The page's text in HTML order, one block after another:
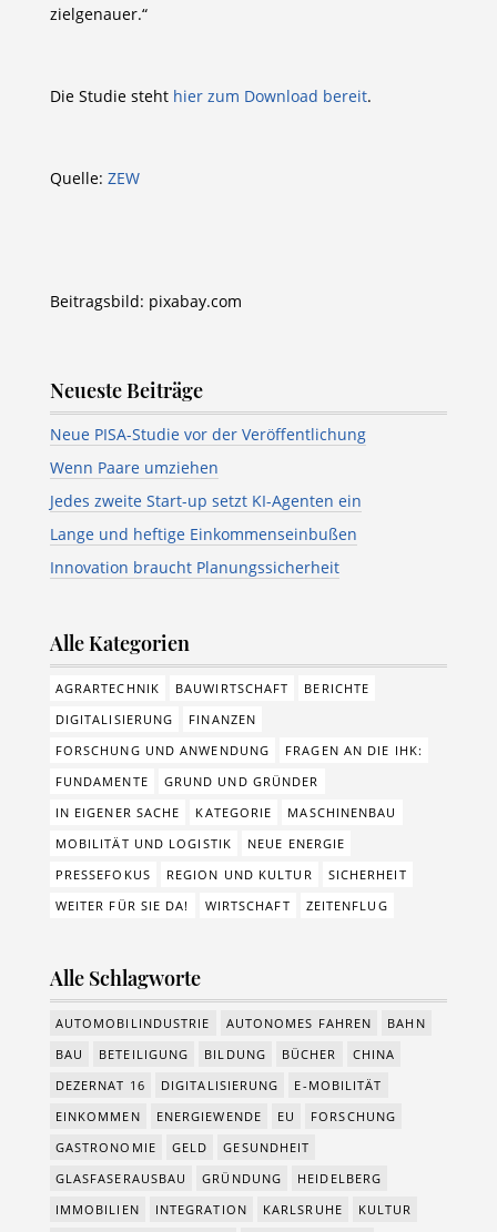
zielgenauer.“
Die Studie steht hier zum Download bereit.
Quelle: ZEW
Beitragsbild: pixabay.com
Neueste Beiträge
Neue PISA-Studie vor der Veröffentlichung
Wenn Paare umziehen
Jedes zweite Start-up setzt KI-Agenten ein
Lange und heftige Einkommenseinbußen
Innovation braucht Planungssicherheit
Alle Kategorien
AGRARTECHNIK BAUWIRTSCHAFT
BERICHTE
DIGITALISIERUNG
FINANZEN
FORSCHUNG UND ANWENDUNG
FRAGEN AN DIE IHK:
FUNDAMENTE
GRUND UND GRÜNDER
IN EIGENER SACHE
KATEGORIE
MASCHINENBAU
MOBILITÄT UND LOGISTIK
NEUE ENERGIE
PRESSEFOKUS
REGION UND KULTUR
SICHERHEIT
WEITER FÜR SIE DA!
WIRTSCHAFT ZEITENFLUG
Alle Schlagworte
AUTOMOBILINDUSTRIE AUTONOMES FAHREN
BAHN
BAU
BETEILIGUNG BILDUNG BÜCHER
CHINA
DEZERNAT 16
DIGITALISIERUNG
E-MOBILITÄT
EINKOMMEN
ENERGIEWENDE EU
FORSCHUNG
GASTRONOMIE
GELD
GESUNDHEIT
GLASFASERAUSBAU
GRÜNDUNG
HEIDELBERG
IMMOBILIEN
INTEGRATION KARLSRUHE KULTUR